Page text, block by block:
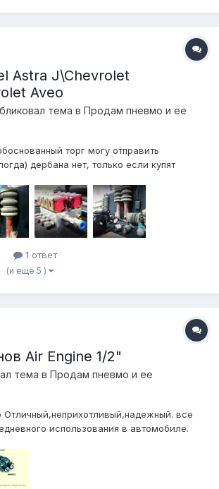
Astra J\Chevrolet
Aveo
тема в Продам пневмо и ее
торг могу отправить
дербана нет, только если купят
ним отдам все запчастюльки, которые
Camozzi (на фото он правее
закр...
1 ответ
(и ещё 5 )
Air Engine 1/2"
тема в Продам пневмо и ее
Отличный,неприхотливый,надежный. все
использования в автомобиле.